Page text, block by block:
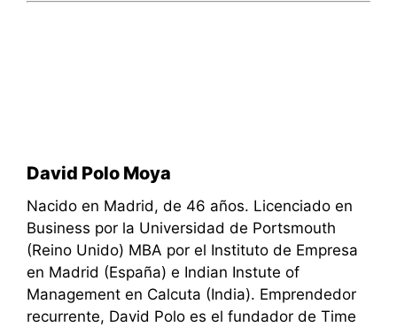
David Polo Moya
Nacido en Madrid, de 46 años. Licenciado en
Business por la Universidad de Portsmouth
(Reino Unido) MBA por el Instituto de Empresa
en Madrid (España) e Indian Instute of
Management en Calcuta (India). Emprendedor
recurrente, David Polo es el fundador de Time